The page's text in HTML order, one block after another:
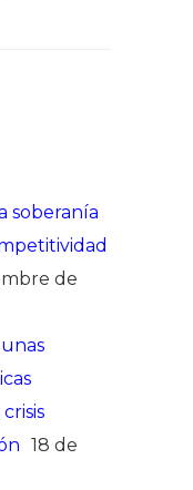
soberanía
de
18 de